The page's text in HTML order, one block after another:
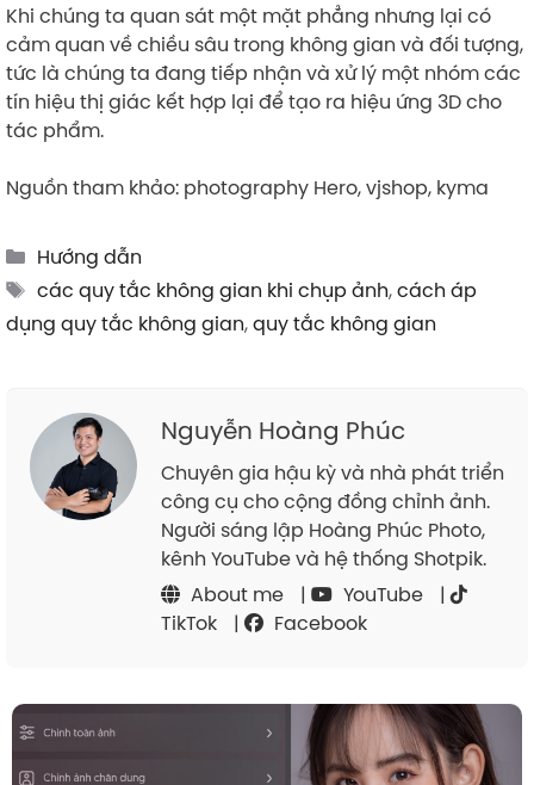
Khi chúng ta quan sát một mặt phẳng nhưng lại có
cảm quan về chiều sâu trong không gian và đối tượng,
tức là chúng ta đang tiếp nhận và xử lý một nhóm các
tín hiệu thị giác kết hợp lại để tạo ra hiệu ứng 3D cho
tác phẩm.
Nguồn tham khảo: photography Hero, vjshop, kyma
Categories
Hướng dẫn
Tags
các quy tắc không gian khi chụp ảnh,cách áp
dụng quy tắc không gian,quy tắc không gian
Nguyễn Hoàng Phúc
Chuyên gia hậu kỳ và nhà phát triển
công cụ cho cộng đồng chỉnh ảnh.
Người sáng lập Hoàng Phúc Photo,
kênh YouTube và hệ thống Shotpik.
About me
| YouTube
|
TikTok
| Facebook